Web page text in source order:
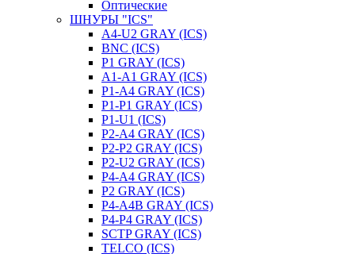
Оптические
ШНУРЫ "ICS"
A4-U2 GRAY (ICS)
BNC (ICS)
P1 GRAY (ICS)
A1-A1 GRAY (ICS)
P1-A4 GRAY (ICS)
P1-P1 GRAY (ICS)
P1-U1 (ICS)
P2-A4 GRAY (ICS)
P2-P2 GRAY (ICS)
P2-U2 GRAY (ICS)
P4-A4 GRAY (ICS)
P2 GRAY (ICS)
P4-A4B GRAY (ICS)
P4-P4 GRAY (ICS)
SCTP GRAY (ICS)
TELCO (ICS)